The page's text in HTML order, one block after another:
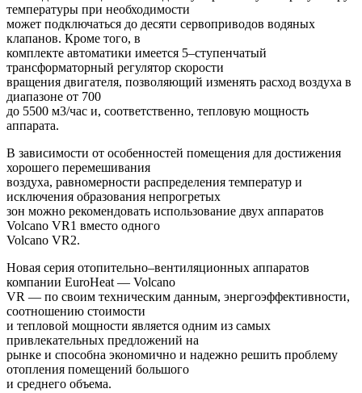
температуры при необходимости
может подключаться до десяти сервоприводов водяных
клапанов. Кроме того, в
комплекте автоматики имеется 5–ступенчатый
трансформаторный регулятор скорости
вращения двигателя, позволяющий изменять расход воздуха в
диапазоне от 700
до 5500 м3/час и, соответственно, тепловую мощность
аппарата.
В зависимости от особенностей помещения для достижения
хорошего перемешивания
воздуха, равномерности распределения температур и
исключения образования непрогретых
зон можно рекомендовать использование двух аппаратов
Volcano VR1 вместо одного
Volcano VR2.
Новая серия отопительно–вентиляционных аппаратов
компании EuroHeat — Volcano
VR — по своим техническим данным, энергоэффективности,
соотношению стоимости
и тепловой мощности является одним из самых
привлекательных предложений на
рынке и способна экономично и надежно решить проблему
отопления помещений большого
и среднего объема.